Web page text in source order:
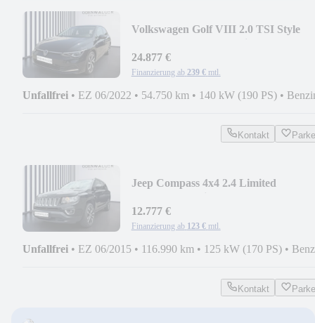
Volkswagen Golf VIII 2.0 TSI Style
24.877 €
Finanzierung ab 239 € mtl.
Unfallfrei • EZ 06/2022 • 54.750 km • 140 kW (190 PS) •
Kontakt
Jeep Compass 4x4 2.4 Limited
12.777 €
Finanzierung ab 123 € mtl.
Unfallfrei • EZ 06/2015 • 116.990 km • 125 kW (170 PS) •
Kontakt